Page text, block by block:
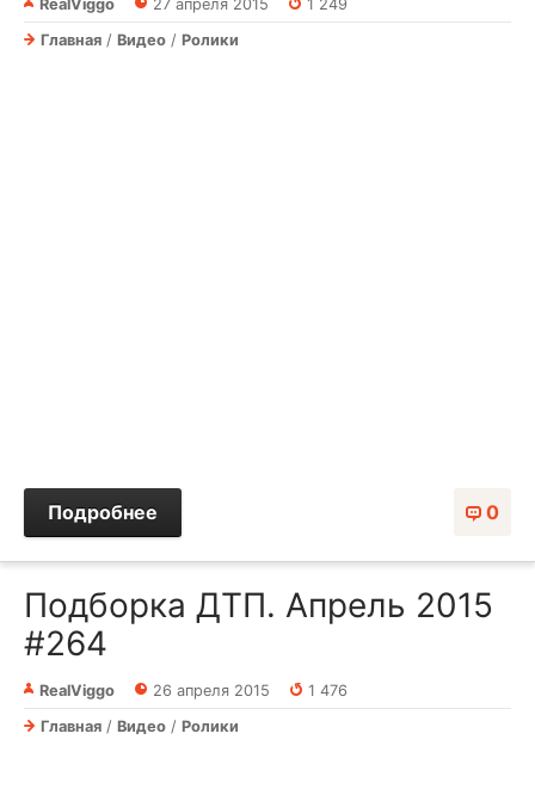
RealViggo 27 апреля 2015
1 249
Главная / Видео / Ролики
0
Подробнее
Подборка ДТП. Апрель 2015
#264
RealViggo 26 апреля 2015
1 476
Главная / Видео / Ролики